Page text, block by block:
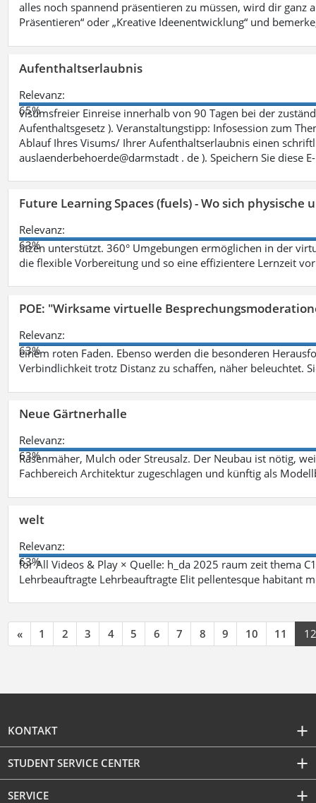
alles noch spannend präsentieren zu müssen, wird dir ganz
Präsentieren“ oder „Kreative Ideenentwicklung“ und
Aufenthaltserlaubnis
Relevanz:
65%
visumsfreier Einreise innerhalb von 90 Tagen bei der
Aufenthaltsgesetz ). Veranstaltungstipp: Infosession zum
Ablauf Ihres Visums/ Ihrer Aufenthaltserlaubnis einen
auslaenderbehoerde@darmstadt . de ). Speichern Sie diese
Future Learning Spaces (fuels) - Wo sich
Relevanz:
63%
ätzen unterstützt. 360° Umgebungen ermöglichen in der
die flexible Vorbereitung und so eine effizientere Lernzeit
POE: "Wirksame virtuelle
Relevanz:
63%
einem roten Faden. Ebenso werden die besonderen
Verbindlichkeit trotz Distanz zu schaffen, näher beleuchtet.
Neue Gärtnerhalle
Relevanz:
63%
Rasenmäher, Mulch oder Streusalz. Der Neubau ist nötig,
Fachbereich Architektur zugeschlagen und künftig als
welt
Relevanz:
63%
for All Videos & Play × Quelle: h_da 2025 raum zeit thema
Lehrbeauftragte Lehrbeauftragte Elit pellentesque habitant
« 1 2 3 4 5 6 7 8 9 10 11 12
KONTAKT
STUDENT SERVICE CENTER
SERVICE